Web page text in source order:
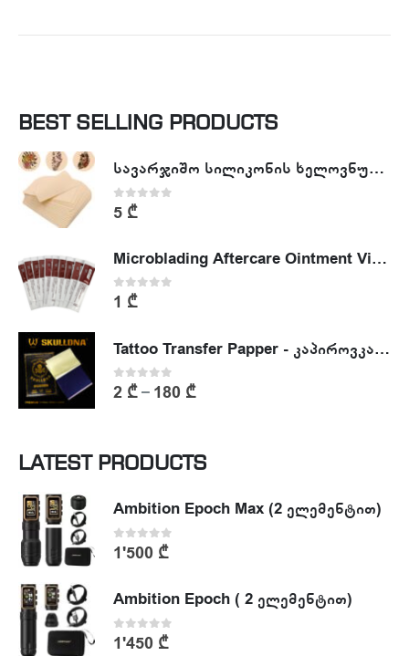
BEST SELLING PRODUCTS
სავარჯიშო სილიკონის ხელოვნური კანი - Tattoo Practike skin
0out of 5
5 ₾
Microblading Aftercare Ointment Vitamin A&D
0 out of 5
1 ₾
Tattoo Transfer Papper - კაპიროვკა - ტატუს ესკიზის კოპირების ქაღალდი
0out of 5
2 ₾– 180 ₾
LATEST PRODUCTS
Ambition Epoch Max (2 ელემენტით)
0out of 5
1'500 ₾
Ambition Epoch ( 2 ელემენტით)
0out of 5
1'450 ₾